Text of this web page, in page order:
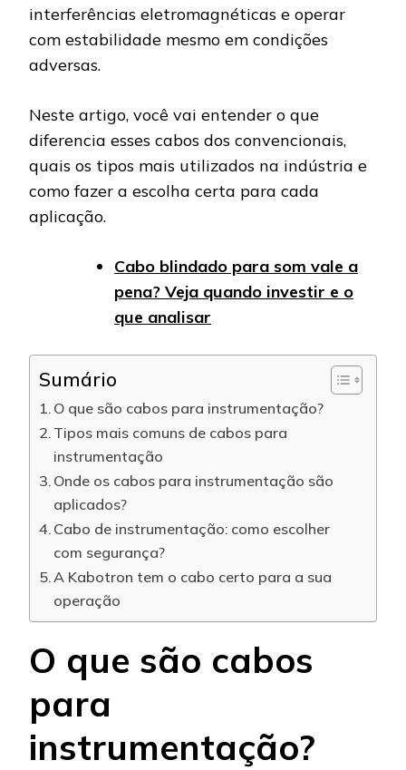
interferências eletromagnéticas e operar
com estabilidade mesmo em condições
adversas.
Neste artigo, você vai entender o que
diferencia esses cabos dos convencionais,
quais os tipos mais utilizados na indústria e
como fazer a escolha certa para cada
aplicação.
Cabo blindado para som vale a
pena? Veja quando investir e o
que analisar
Sumário
O que são cabos para instrumentação?
Tipos mais comuns de cabos para
instrumentação
Onde os cabos para instrumentação são
aplicados?
Cabo de instrumentação: como escolher
com segurança?
A Kabotron tem o cabo certo para a sua
operação
O que são cabos
para
instrumentação?